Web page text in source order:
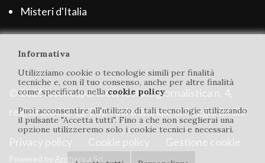
Misteri d'Italia
© 2026 iosonospartaco, testata giornalistica n. 4,
registrata il 2/12/2024 dal tribunale di Reggio Emilia
Privacy policy Cookie policy Gestione cookie
Powered by Antherica Srl
Informativa
Utilizziamo cookie o tecnologie simili per finalità
tecniche e, con il tuo consenso, anche per altre finalità
come specificato nellacookie policy.
Puoi acconsentire all'utilizzo di tali tecnologie utilizzando
il pulsante "Accetta tutti". Fino a che non sceglierai una
opzione utilizzeremo solo i cookie tecnici e necessari.